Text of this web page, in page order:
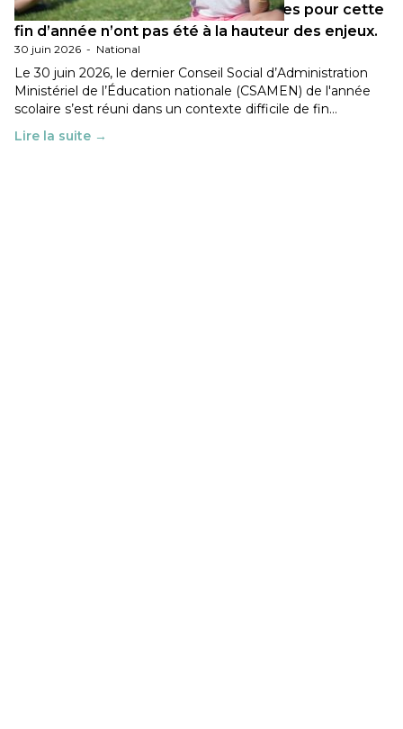
Les décisions ministérielles attendues pour cette
fin d’année n’ont pas été à la hauteur des enjeux.
30 juin 2026 - National
Le 30 juin 2026, le dernier Conseil Social d’Administration
Ministériel de l’Éducation nationale (CSAMEN) de l'année
scolaire s’est réuni dans un contexte difficile de fin…
Lire la suite →